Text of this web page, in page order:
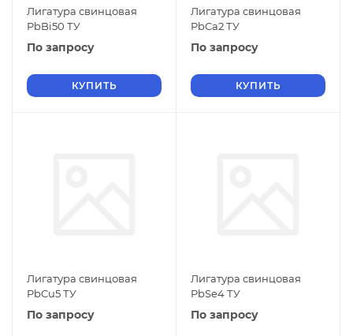
Лигатура свинцовая
PbBi50 ТУ
По запросу
КУПИТЬ
Лигатура свинцовая
PbCa2 ТУ
По запросу
КУПИТЬ
Лигатура свинцовая
PbCu5 ТУ
По запросу
Лигатура свинцовая
PbSe4 ТУ
По запросу